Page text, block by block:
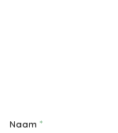
Naam *